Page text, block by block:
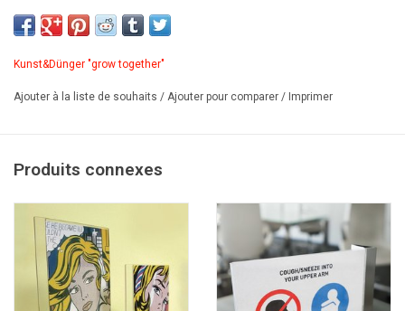
esthétique pour une présentation stable de panneaux, cadres
photographiques ou cartes de visite. Épaisseur max. de panneau:
8mm.
Kunst&Dünger "grow together"
Ajouter à la liste de souhaits / Ajouter pour comparer / Imprimer
Produits connexes